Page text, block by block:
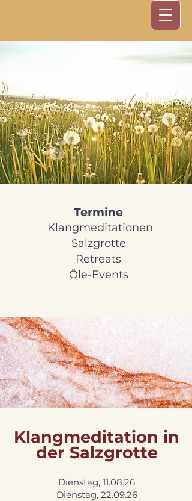
Termine
Klangmeditationen
Salzgrotte
Retreats
Öle-Events
Klangmeditation in
der Salzgrotte
Dienstag, 11.08.26
Dienstag, 22.09.26